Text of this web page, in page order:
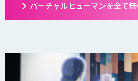
バーチャルヒューマンを全て